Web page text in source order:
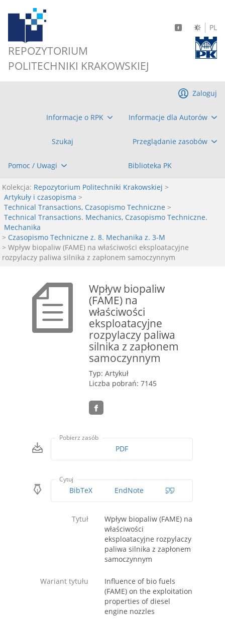
REPOZYTORIUM
POLITECHNIKI KRAKOWSKIEJ
PL
Informacje o RPK Informacje dla Autorów
Szukaj Przeglądanie zasobów
Pomoc / Uwagi Biblioteka PK
Zaloguj
Kolekcja: Repozytorium Politechniki Krakowskiej >
Artykuły i czasopisma >
Technical Transactions, Czasopismo Techniczne >
Technical Transactions. Mechanics, Czasopismo Techniczne.
Mechanika
> Czasopismo Techniczne z. 8. Mechanika z. 3-M
> Wpływ biopaliw (FAME) na właściwości eksploatacyjne
rozpylaczy paliwa silnika z zapłonem samoczynnym
Wpływ biopaliw
(FAME) na
właściwości
eksploatacyjne
rozpylaczy paliwa
silnika z zapłonem
samoczynnym
Typ: Artykuł
Liczba pobrań: 7145
Pobierz zasób
PDF
Cytuj
BibTeX EndNote
Tytuł
Wpływ biopaliw (FAME) na
właściwości
eksploatacyjne rozpylaczy
paliwa silnika z zapłonem
samoczynnym
Wariant tytułu
Influence of bio fuels
(FAME) on the exploitation
properties of diesel
engine nozzles